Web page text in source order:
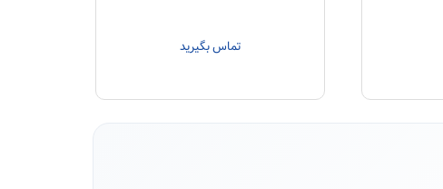
تماس بگیرید